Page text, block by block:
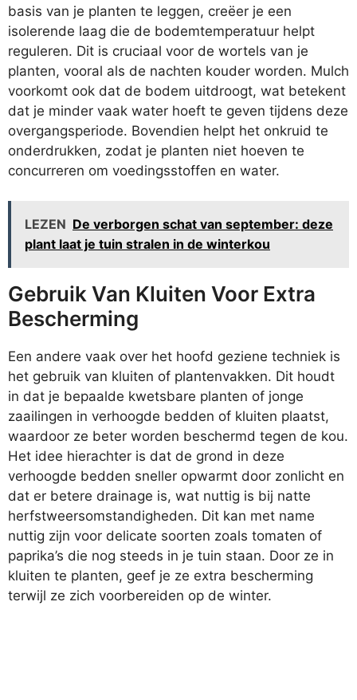
basis van je planten te leggen, creëer je een
isolerende laag die de bodemtemperatuur helpt
reguleren. Dit is cruciaal voor de wortels van je
planten, vooral als de nachten kouder worden. Mulch
voorkomt ook dat de bodem uitdroogt, wat betekent
dat je minder vaak water hoeft te geven tijdens deze
overgangsperiode. Bovendien helpt het onkruid te
onderdrukken, zodat je planten niet hoeven te
concurreren om voedingsstoffen en water.
LEZEN De verborgen schat van september: deze
plant laat je tuin stralen in de winterkou
Gebruik Van Kluiten Voor Extra
Bescherming
Een andere vaak over het hoofd geziene techniek is
het gebruik van kluiten of plantenvakken. Dit houdt
in dat je bepaalde kwetsbare planten of jonge
zaailingen in verhoogde bedden of kluiten plaatst,
waardoor ze beter worden beschermd tegen de kou.
Het idee hierachter is dat de grond in deze
verhoogde bedden sneller opwarmt door zonlicht en
dat er betere drainage is, wat nuttig is bij natte
herfstweersomstandigheden. Dit kan met name
nuttig zijn voor delicate soorten zoals tomaten of
paprika’s die nog steeds in je tuin staan. Door ze in
kluiten te planten, geef je ze extra bescherming
terwijl ze zich voorbereiden op de winter.